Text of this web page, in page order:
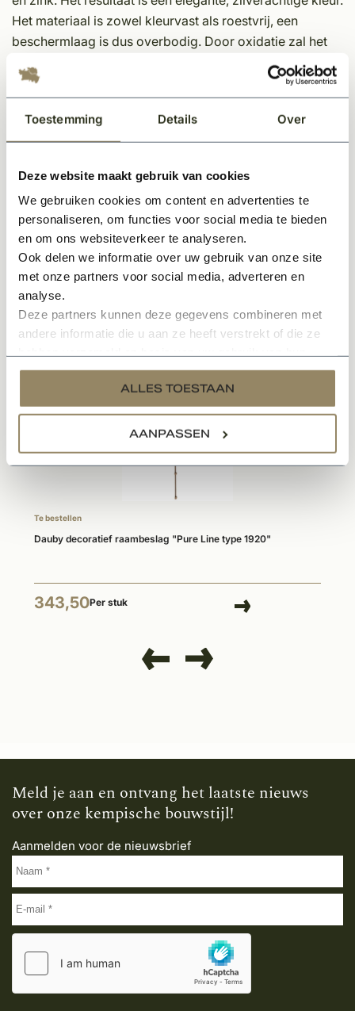
Toestemming Details Over
Deze website maakt gebruik van cookies
We gebruiken cookies om content en advertenties te
personaliseren, om functies voor social media te bieden
en om ons websiteverkeer te analyseren.
Ook delen we informatie over uw gebruik van onze site
met onze partners voor social media, adverteren en
analyse.
Deze partners kunnen deze gegevens combineren met
andere informatie die u aan ze heeft verstrekt of die ze
services.
ALLES TOESTAAN
AANPASSEN
Het materiaal is zowel kleurvast als roestvrij, een
beschermlaag is dus overbodig. Door oxidatie zal het
brons een mattere patine krijgen, waardoor er zeer
lichte kleurverschillen zichtbaar worden.
Eigenschappen Dauby decoratief beslag;
Unieke afwerking
Tijdloos
Sfeervol en karakteristieke uitstraling
Onderhoudsvriendelijk materiaal
Specificaties
Te bestellen
Dauby decoratief raambeslag "Pure Line type 1920"
343,50Per stuk
Meld je aan en ontvang het laatste nieuws
over onze kempische bouwstijl!
Aanmelden voor de nieuwsbrief